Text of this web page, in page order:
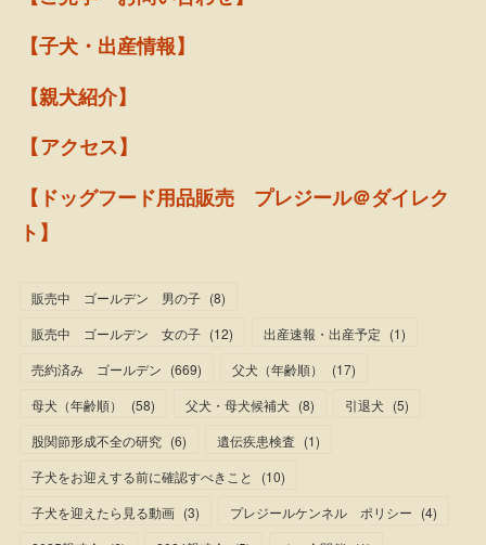
【子犬・出産情報】
【親犬紹介】
【アクセス】
【ドッグフード用品販売 プレジール＠ダイレク
ト】
販売中 ゴールデン 男の子 (8)
販売中 ゴールデン 女の子 (12) 出産速報・出産予定 (1)
売約済み ゴールデン (669) 父犬（年齢順） (17)
母犬（年齢順）
(58) 父犬・母犬候補犬 (8) 引退犬 (5)
股関節形成不全の研究 (6) 遺伝疾患検査 (1)
子犬をお迎えする前に確認すべきこと
(10)
子犬を迎えたら見る動画 (3) プレジールケンネル ポリシー (4)